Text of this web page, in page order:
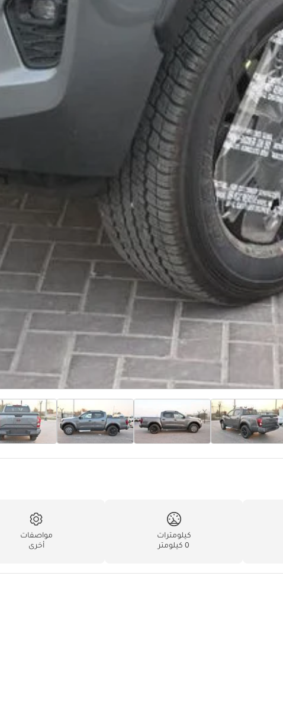
كيلومترات
0 كيلومتر
مواصفات
أخرى